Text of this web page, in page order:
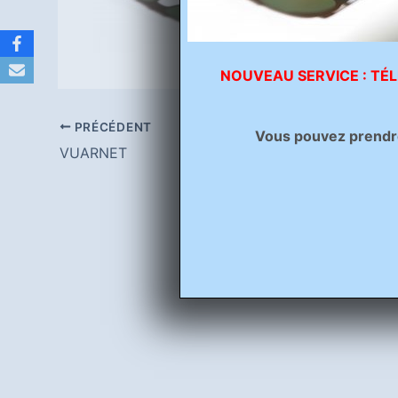
PRÉCÉDENT
VUARNET
NOUVEAU SERVICE :
Vous pouvez